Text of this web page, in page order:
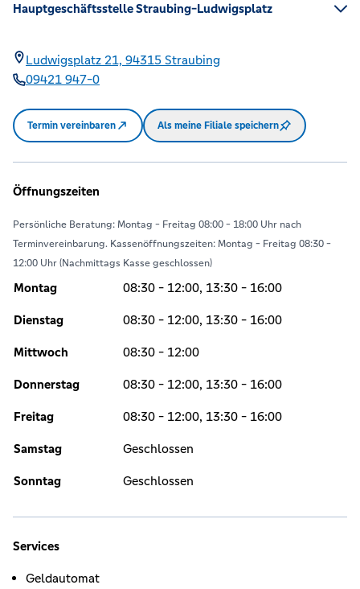
Hauptgeschäftsstelle Straubing-Ludwigsplatz
Ludwigsplatz 21, 94315 Straubing
09421 947-0
Termin vereinbaren Als meine Filiale speichern
Öffnungszeiten
Persönliche Beratung: Montag - Freitag 08:00 - 18:00 Uhr nach
Terminvereinbarung. Kassenöffnungszeiten: Montag - Freitag 08:30 -
12:00 Uhr (Nachmittags Kasse geschlossen)
Montag 08:30 - 12:00, 13:30 - 16:00
Dienstag 08:30 - 12:00, 13:30 - 16:00
Mittwoch 08:30 - 12:00
Donnerstag 08:30 - 12:00, 13:30 - 16:00
Freitag 08:30 - 12:00, 13:30 - 16:00
Samstag Geschlossen
Sonntag Geschlossen
Services
Geldautomat